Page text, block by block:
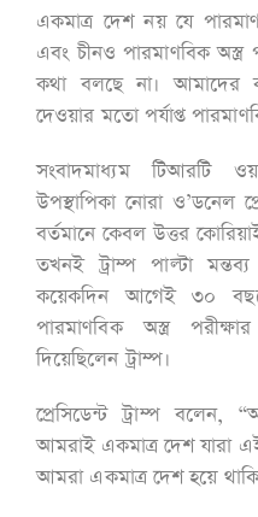
একমাত্র দেশ নয় যে
এবং চীনও পারমাণবিক অস্ত্র
কথা বলছে না। আমাদের
দেওয়ার মতো পর্যাপ্ত
সংবাদমাধ্যম টিআরটি
উপস্থাপিকা নোরা ও’ডনেল
বর্তমানে কেবল উত্তর
তখনই ট্রাম্প পাল্টা
কয়েকদিন আগেই ৩০
পারমাণবিক অস্ত্র
দিয়েছিলেন ট্রাম্প।
প্রেসিডেন্ট ট্রাম্প বলেন,
আমরাই একমাত্র দেশ যারা
আমরা একমাত্র দেশ হয়ে থাকি